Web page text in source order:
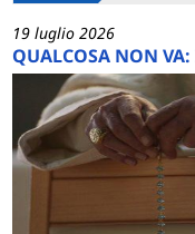
19 luglio 2026
QUALCOSA NON